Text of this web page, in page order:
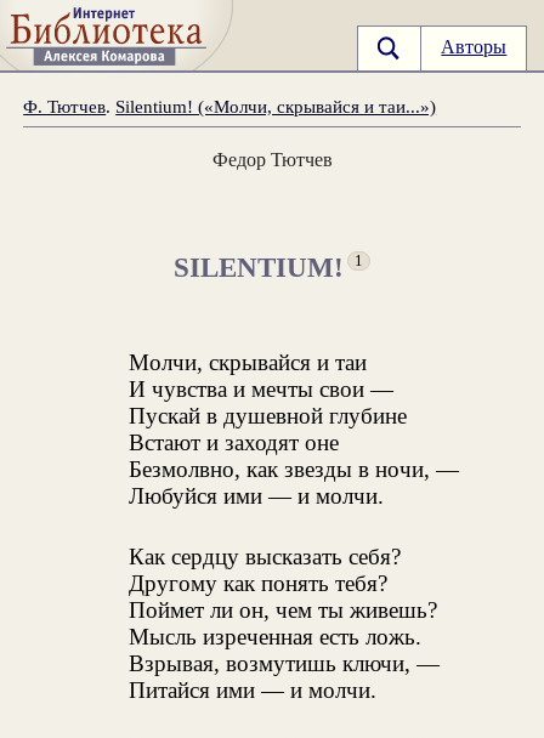
Авторы
Ф. Тютчев. Silentium! («Молчи, скрывайся и таи...»)
Федор Тютчев
SILENTIUM! 1
Молчи, скрывайся и таи
И чувства и мечты свои —
Пускай в душевной глубине
Встают и заходят оне
Безмолвно, как звезды в ночи, —
Любуйся ими — и молчи.
Как сердцу высказать себя?
Другому как понять тебя?
Поймет ли он, чем ты живешь?
Мысль изреченная есть ложь.
Взрывая, возмутишь ключи, —
Питайся ими — и молчи.